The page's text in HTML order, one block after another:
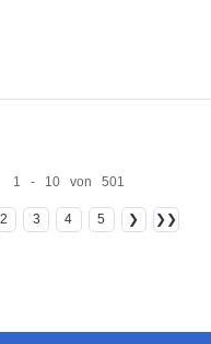
1 - 10 von 501
2 3 4 5 ❯ ❯❯